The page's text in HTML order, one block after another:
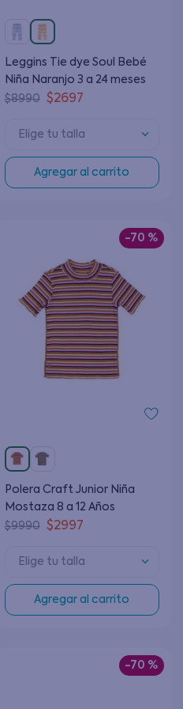
Leggins Tie dye Soul Bebé
Niña Naranjo 3 a 24 meses
$8990 $2697
Elige tu talla
Agregar al carrito
-70 %
Polera Craft Junior Niña
Mostaza 8 a 12 Años
$9990 $2997
Elige tu talla
Agregar al carrito
-70 %